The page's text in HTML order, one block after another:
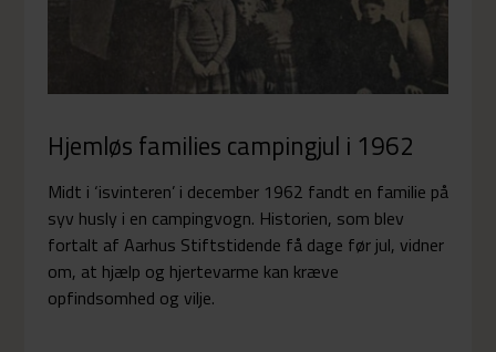
Hjemløs families campingjul i 1962
Midt i ‘isvinteren’ i december 1962 fandt en familie på
syv husly i en campingvogn. Historien, som blev
fortalt af Aarhus Stiftstidende få dage før jul, vidner
om, at hjælp og hjertevarme kan kræve
opfindsomhed og vilje.